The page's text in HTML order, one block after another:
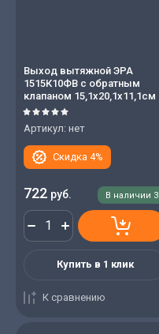
Выход вытяжной ЭРА
1515К10ФВ с обратным
клапаном 15,1х20,1х11,1см
Артикул: нет
Скидка 4%
В наличии 3
722 руб.
Купить в 1 клик
К сравнению